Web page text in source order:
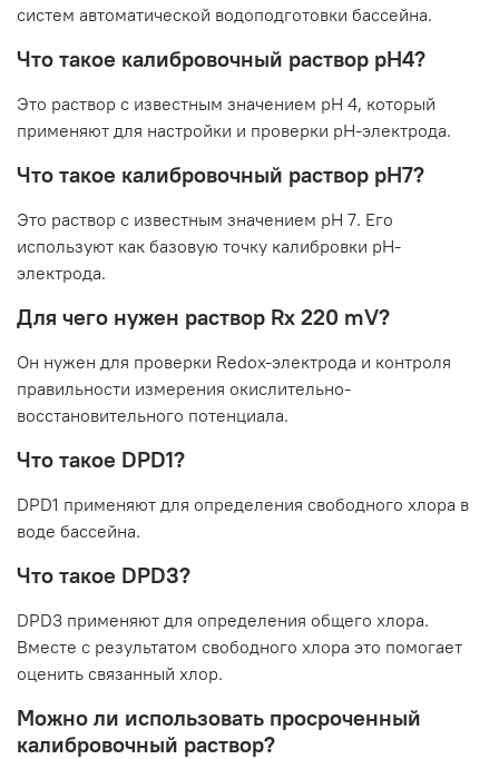
систем автоматической водоподготовки бассейна.
Что такое калибровочный раствор pH4?
Это раствор с известным значением pH 4, который
применяют для настройки и проверки pH-электрода.
Что такое калибровочный раствор pH7?
Это раствор с известным значением pH 7. Его
используют как базовую точку калибровки pH-
электрода.
Для чего нужен раствор Rx 220 mV?
Он нужен для проверки Redox-электрода и контроля
правильности измерения окислительно-
восстановительного потенциала.
Что такое DPD1?
DPD1 применяют для определения свободного хлора в
воде бассейна.
Что такое DPD3?
DPD3 применяют для определения общего хлора.
Вместе с результатом свободного хлора это помогает
оценить связанный хлор.
Можно ли использовать просроченный
калибровочный раствор?